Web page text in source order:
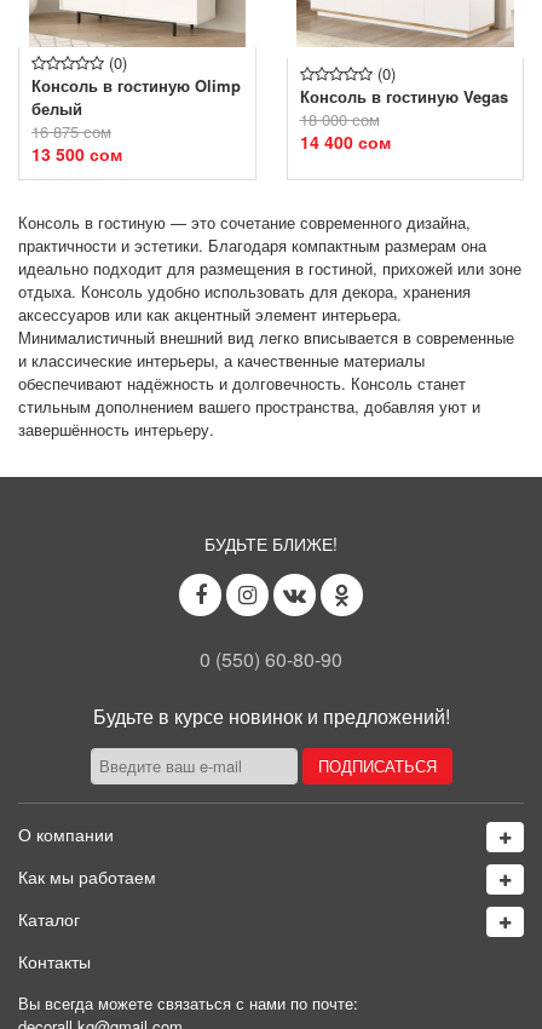
(0)
Консоль в гостиную Olimp
белый
16 875 сом
13 500 сом
(0)
Консоль в гостиную Vegas
18 000 сом
14 400 сом
Консоль в гостиную — это сочетание современного дизайна,
практичности и эстетики. Благодаря компактным размерам она
идеально подходит для размещения в гостиной, прихожей или зоне
отдыха. Консоль удобно использовать для декора, хранения
аксессуаров или как акцентный элемент интерьера.
Минималистичный внешний вид легко вписывается в современные
и классические интерьеры, а качественные материалы
обеспечивают надёжность и долговечность. Консоль станет
стильным дополнением вашего пространства, добавляя уют и
завершённость интерьеру.
БУДЬТЕ БЛИЖЕ!
0 (550) 60-80-90
Будьте в курсе новинок и предложений!
О компании
Как мы работаем
Каталог
Контакты
Вы всегда можете связаться с нами по почте: